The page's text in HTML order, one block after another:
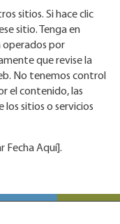
sitios. Si hace clic
sitio. Tenga en
operados por
que revise la
No tenemos control
el contenido, las
los sitios o servicios
Fecha Aquí].